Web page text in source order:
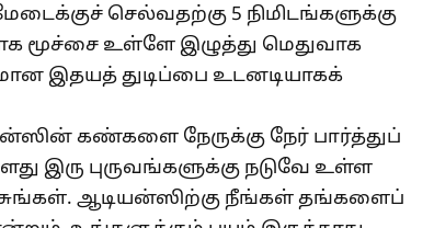
செல்வதற்கு 5 நிமிடங்களுக்கு
மூச்சை உள்ளே இழுத்து மெதுவாக
இதயத் துடிப்பை உடனடியாகக்
கண்களை நேருக்கு நேர் பார்த்துப்
இரு புருவங்களுக்கு நடுவே உள்ள
பேசுங்கள். ஆடியன்ஸிற்கு நீங்கள் தங்களைப்